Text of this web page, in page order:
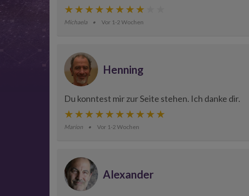
Michaela Vor 1-2 Wochen
Henning
Du konntest mir zur Seite stehen. Ich danke dir.
Marion Vor 1-2 Wochen
Alexander